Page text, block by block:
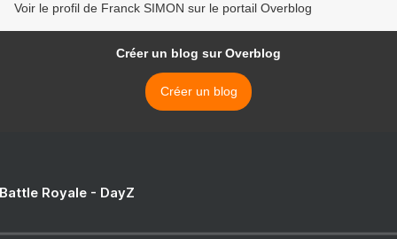
Voir le profil de Franck SIMON sur le portail Overblog
Créer un blog sur Overblog
Créer un blog
Royale - DayZ